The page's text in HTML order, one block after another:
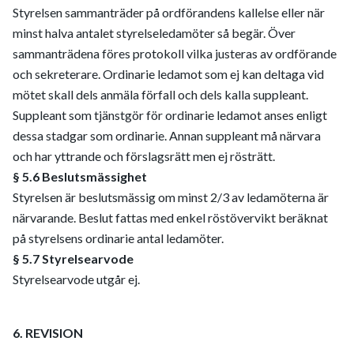
Styrelsen sammanträder på ordförandens kallelse eller när
minst halva antalet styrelseledamöter så begär.Över
sammanträdena föres protokoll vilka justeras av ordförande
och sekreterare.Ordinarie ledamot som ej kan deltaga vid
mötet skall dels anmäla förfall och dels kalla suppleant.
Suppleant som tjänstgör för ordinarie ledamot anses enligt
dessa stadgar som ordinarie. Annan suppleant må närvara
och har yttrande och förslagsrätt men ej rösträtt.
§ 5.6 Beslutsmässighet
Styrelsen är beslutsmässig om minst 2/3 av ledamöterna är
närvarande. Beslut fattas med enkel röstövervikt beräknat
på styrelsens ordinarie antal ledamöter.
§ 5.7 Styrelsearvode
Styrelsearvode utgår ej.
6. REVISION